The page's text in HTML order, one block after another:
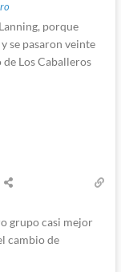
porque
se pasaron veinte
Los Caballeros
grupo casi mejor
cambio de